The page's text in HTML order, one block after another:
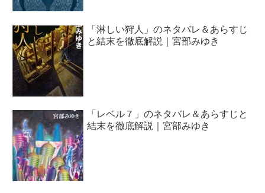
「淋しい狩人」のネタバレ＆あらすじ
と結末を徹底解説｜宮部みゆき
「レベル７」のネタバレ＆あらすじと
結末を徹底解説｜宮部みゆき